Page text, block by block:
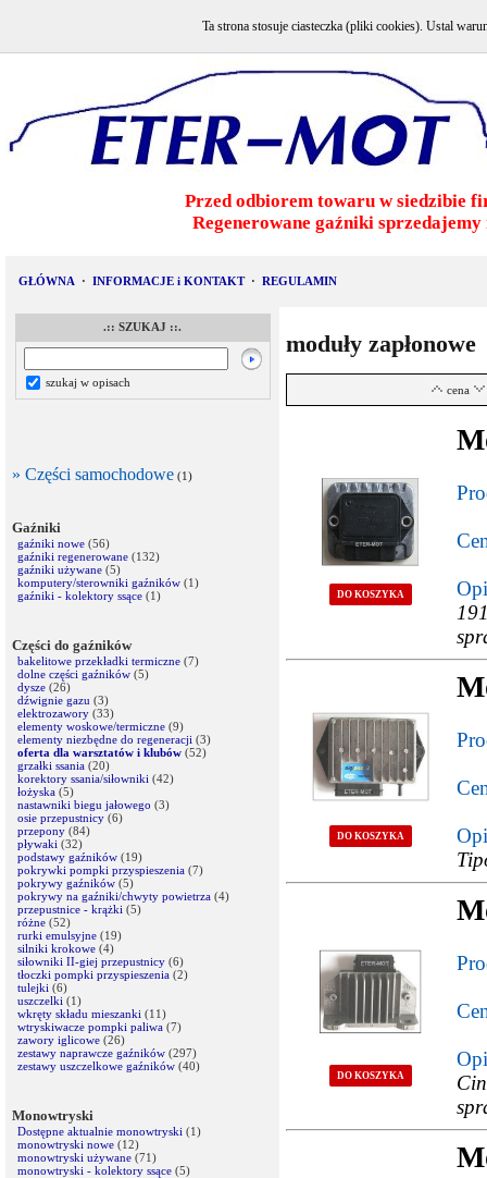
Przed odbiorem towaru w siedzibie
Regenerowane gaźniki
GŁÓWNA · INFORMACJE i KONTAKT · REGULAMIN
.:: SZUKAJ ::.
szukaj w opisach
» Części samochodowe (1)
Gaźniki
gaźniki nowe (56)
gaźniki regenerowane (132)
gaźniki używane (5)
komputery/sterowniki gaźników (1)
gaźniki - kolektory ssące (1)
Części do gaźników
bakelitowe przekładki termiczne (7)
dolne części gaźników (5)
dysze (26)
dźwignie gazu (3)
elektrozawory (33)
elementy woskowe/termiczne (9)
elementy niezbędne do regeneracji (3)
oferta dla warsztatów i klubów (52)
grzałki ssania (20)
korektory ssania/siłowniki (42)
łożyska (5)
nastawniki biegu jałowego (3)
osie przepustnicy (6)
przepony (84)
pływaki (32)
podstawy gaźników (19)
pokrywki pompki przyspieszenia (7)
pokrywy gaźników (5)
pokrywy na gaźniki/chwyty powietrza (4)
przepustnice - krążki (5)
różne (52)
rurki emulsyjne (19)
silniki krokowe (4)
siłowniki II-giej przepustnicy (6)
tłoczki pompki przyspieszenia (2)
tulejki (6)
uszczelki (1)
wkręty składu mieszanki (11)
wtryskiwacze pompki paliwa (7)
zawory iglicowe (26)
zestawy naprawcze gaźników (297)
zestawy uszczelkowe gaźników (40)
Monowtryski
Dostępne aktualnie monowtryski (1)
monowtryski nowe (12)
monowtryski używane (71)
monowtryski - kolektory ssące (5)
moduły zapłonowe
cena
DO KOSZYKA
DO KOSZYKA
DO KOSZYKA
Ta strona stosuje ciasteczka (pliki cookies). Ustal